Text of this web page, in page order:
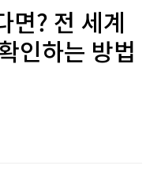
면? 전 세계
인하는 방법